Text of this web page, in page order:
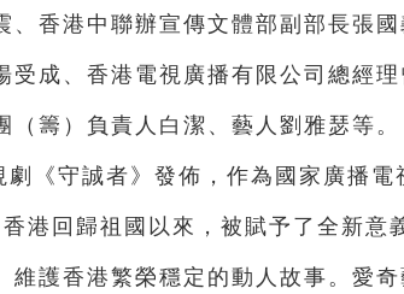
香港中聯辦宣傳文體部副部長張國
成、香港電視廣播有限公司總經理
籌）負責人白潔、藝人劉雅瑟等。
《守誠者》發佈，作為國家廣播電
港回歸祖國以來，被賦予了全新意
護香港繁榮穩定的動人故事。愛奇